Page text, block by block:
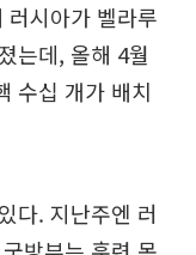
러시아가 벨라루
는데, 올해 4월
수십 개가 배치
다. 지난주엔 러